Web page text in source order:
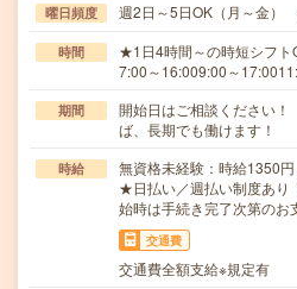
曜日頻度 週2日～5日OK（月～金
時間
★1日4時間～の時短シフト
7:00～16:009:00～
期間
開始日はご相談くださ
ば、長期でも働けます！
時給
無資格未経験：時給1350
★日払い／週払い制度あり
始時は手続き完了次第のお
交通費
交通費全額支給※規定有